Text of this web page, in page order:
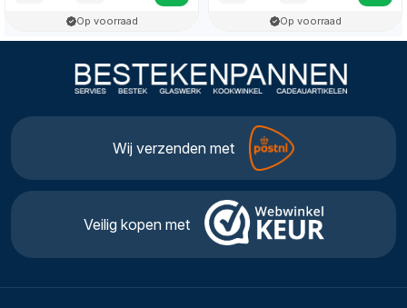
Op voorraad Op voorraad
Wij verzenden met
Veilig kopen met